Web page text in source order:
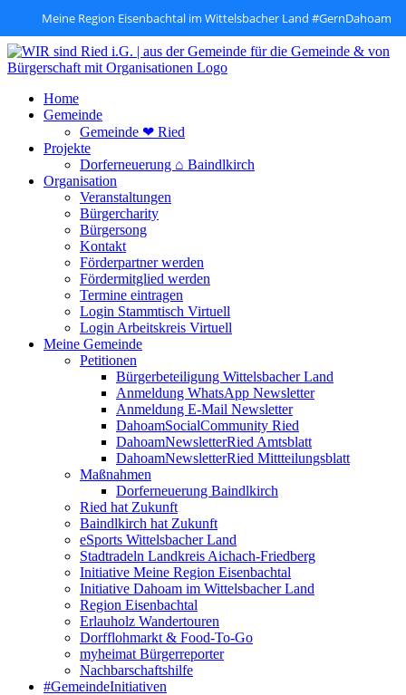
Meine Region Eisenbachtal im Wittelsbacher Land #GernDahoam
Zum
Inhalt
Home
Gemeinde
Gemeinde ❤ Ried
Projekte
Dorferneuerung ⌂ Baindlkirch
Organisation
Veranstaltungen
Bürgercharity
Bürgersong
Kontakt
Förderpartner werden
Fördermitglied werden
Termine eintragen
Login Stammtisch Virtuell
Login Arbeitskreis Virtuell
Meine Gemeinde
Petitionen
Bürgerbeteiligung Wittelsbacher Land
Anmeldung WhatsApp Newsletter
Anmeldung E-Mail Newsletter
DahoamSocialCommunity Ried
DahoamNewsletterRied Amtsblatt
DahoamNewsletterRied Mittteilungsblatt
Maßnahmen
Dorferneuerung Baindlkirch
Ried hat Zukunft
Baindlkirch hat Zukunft
eSports Wittelsbacher Land
Stadtradeln Landkreis Aichach-Friedberg
Initiative Meine Region Eisenbachtal
Initiative Dahoam im Wittelsbacher Land
Region Eisenbachtal
Erlauholz Wandertouren
Dorfflohmarkt & Food-To-Go
myheimat Bürgerreporter
Nachbarschaftshilfe
#GemeindeInitiativen